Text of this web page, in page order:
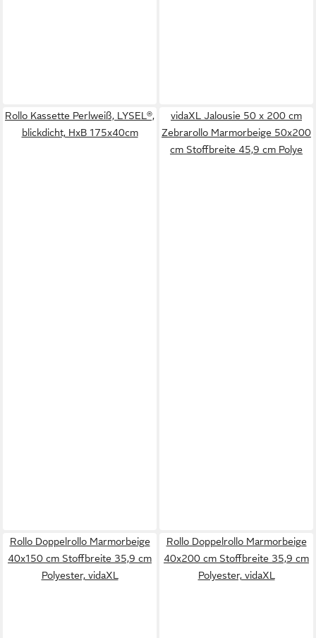
Rollo Kassette Perlweiß, LYSEL®,
blickdicht, HxB 175x40cm
vidaXL Jalousie 50 x 200 cm
Zebrarollo Marmorbeige 50x200
cm Stoffbreite 45,9 cm Polye
Rollo Doppelrollo Marmorbeige
40x150 cm Stoffbreite 35,9 cm
Polyester, vidaXL
Rollo Doppelrollo Marmorbeige
40x200 cm Stoffbreite 35,9 cm
Polyester, vidaXL